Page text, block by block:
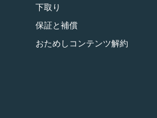
下取り
保証と補償
おためしコンテンツ解約